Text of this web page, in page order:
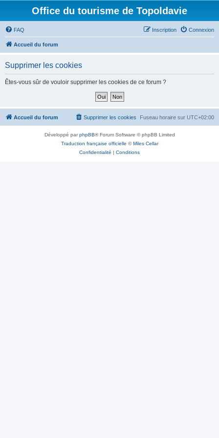
Office du tourisme de Topoldavie
FAQ Connexion
Inscription
Accueil du forum
Supprimer les cookies
Êtes-vous sûr de vouloir supprimer les cookies de ce forum ?
Accueil du forum Fuseau horaire sur UTC+02:00
Supprimer les cookies
Développé parphpBB® Forum Software © phpBB Limited
Traduction française officielle ©Miles Cellar
Confidentialité | Conditions